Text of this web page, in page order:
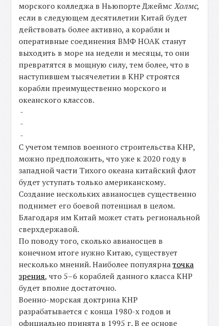
морского колледжа в Ньюпорте ДжеймсХолмс,
если в следующем десятилетии Китай будет
действовать более активно, а корабли и
оперативные соединения ВМФ НОАК станут
выходить в море на недели и месяцы, то они
превратятся в мощную силу, тем более, что в
наступившем тысячелетии в КНР строятся
корабли преимущественно морского и
океанского классов.
-
-
-
С учетом темпов военного строительства КНР,
можно предположить, что уже к 2020 году в
западной части Тихого океана китайский флот
будет уступать только американскому.
Создание нескольких авианосцев существенно
поднимет его боевой потенциал в целом.
Благодаря им Китай может стать региональной
сверхдержавой.
По поводу того, сколько авианосцев в
конечном итоге нужно Китаю, существует
несколько мнений. Наиболее популярнаточка
зрения, что 5–6 кораблей данного класса КНР
будет вполне достаточно.
Военно-морская доктрина КНР
разрабатывается с конца 1980-х годов и
официально принята в 1995 г. В ее основе